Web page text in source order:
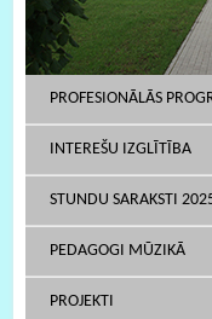
PROFESIONĀLĀS
INTEREŠU IZGLĪTĪBA
STUNDU SARAKSTI
PEDAGOGI MŪZIKĀ
PROJEKTI